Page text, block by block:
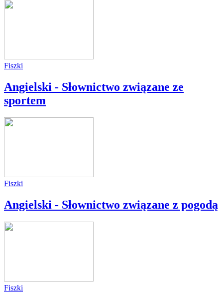
Fiszki
Angielski - Słownictwo związane ze
sportem
Fiszki
Angielski - Słownictwo związane z pogodą
Fiszki